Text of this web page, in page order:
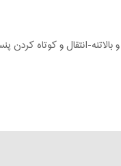
بالاتنه-انتقال و کوتاه کردن